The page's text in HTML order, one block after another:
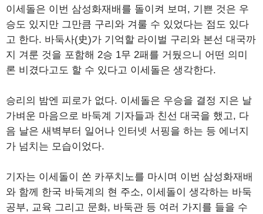
이세돌은 이번 삼성화재배를 돌이켜 보며, 기쁜 것은 우
승도 있지만 그만큼 구리와 겨룰 수 있었다는 점도 있다
고 한다. 바둑사(史)가 기억할 라이벌 구리와 본선 대국까
지 겨룬 것을 포함해 2승 1무 2패를 거뒀으니 어떤 의미
론 비겼다고도 할 수 있다고 이세돌은 생각한다.
승리의 밤엔 피로가 없다. 이세돌은 우승을 결정 지은 날
가벼운 마음으로 바둑계 기자들과 친선 대국을 했고, 다
음 날은 새벽부터 일어나 인터넷 서핑을 하는 등 에너지
가 넘치는 모습이었다.
기자는 이세돌이 쏜 카푸치노를 마시며 이번 삼성화재배
와 함께 한국 바둑계의 현 주소, 이세돌이 생각하는 바둑
공부, 교육 그리고 문화, 바둑관 등 여러 가지를 들을 수